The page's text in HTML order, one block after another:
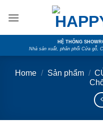
HỆ THỐNG
Nhà sản xuất, phân phối Cửa gỗ,
Home / Sản phẩm /